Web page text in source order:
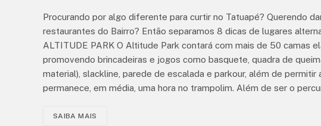
Procurando por algo diferente para curtir no Tatuapé? Querendo
restaurantes do Bairro? Então separamos 8 dicas de lugares
ALTITUDE PARK O Altitude Park contará com mais de 50 camas
promovendo brincadeiras e jogos como basquete, quadra de
material), slackline, parede de escalada e parkour, além de
permanece, em média, uma hora no trampolim. Além de ser o
SAIBA MAIS